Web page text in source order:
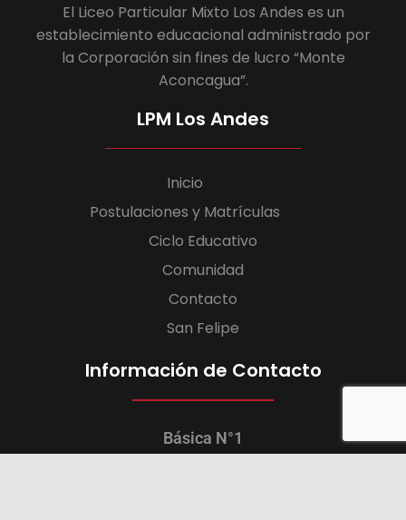
El Liceo Particular Mixto Los Andes es un
establecimiento educacional administrado por
la Corporación sin fines de lucro “Monte
Aconcagua”.
LPM Los Andes
Inicio
Postulaciones y Matrículas
Ciclo Educativo
Comunidad
Contacto
San Felipe
Información de Contacto
Básica N°1